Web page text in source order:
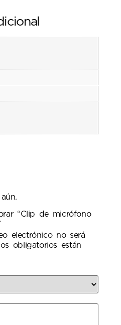
“Clip de micrófono
electrónico no será
obligatorios están